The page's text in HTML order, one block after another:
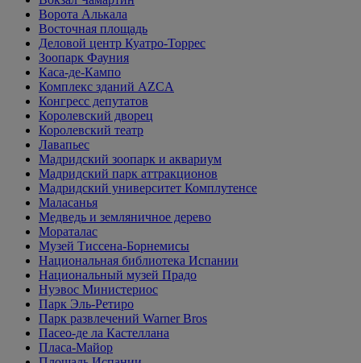
Ворота Алькала
Восточная площадь
Деловой центр Куатро-Торрес
Зоопарк Фауния
Каса-де-Кампо
Комплекс зданий AZCA
Конгресс депутатов
Королевский дворец
Королевский театр
Лавапьес
Мадридский зоопарк и аквариум
Мадридский парк аттракционов
Мадридский университет Комплутенсе
Маласанья
Медведь и земляничное дерево
Мораталас
Музей Тиссена-Борнемисы
Национальная библиотека Испании
Национальный музей Прадо
Нуэвос Министериос
Парк Эль-Ретиро
Парк развлечений Warner Bros
Пасео-де ла Кастеллана
Пласа-Майор